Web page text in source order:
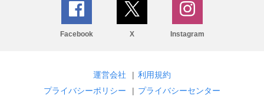
Facebook X Instagram
運営会社 | 利用規約
プライバシーポリシー
| プライバシーセンター